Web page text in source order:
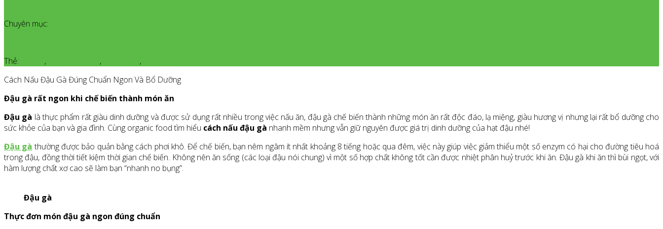
Chuyên mục:
Thẻ:
, , ,
Cách Nấu Đậu Gà Đúng Chuẩn Ngon Và Bổ Dưỡng
Đậu gà rất ngon khi chế biến thành món ăn
Đậu gà là thực phẩm rất giàu dinh dưỡng và được sử dụng rất nhiều trong việc nấu ăn, đậu gà chế biến thành những món ăn rất độc đáo, lạ miệng, giàu hương vị nhưng lại rất bổ dưỡng cho
sức khỏe của bạn và gia đình. Cùng organic food tìm hiểu cách nấu đậu gà nhanh mềm nhưng vẫn giữ nguyên được giá trị dinh dưỡng của hạt đậu nhé!
Đậu gà thường được bảo quản bằng cách phơi khô. Để chế biến, bạn nêm ngâm ít nhất khoảng 8 tiếng hoặc qua đêm, việc này giúp việc giảm thiểu một số enzym có hại cho đường tiêu hoá
trong đậu, đồng thời tiết kiệm thời gian chế biến. Không nên ăn sống (các loại đậu nói chung) vì một số hợp chất không tốt cần được nhiệt phân huỷ trước khi ăn. Đậu gà khi ăn thì bùi ngọt, với
hàm lượng chất xơ cao sẽ làm bạn “nhanh no bụng”.
Đậu gà
Thực đơn món đậu gà ngon đúng chuẩn